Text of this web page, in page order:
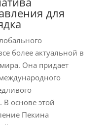
для
более актуальной в
Она придает
В основе этой
Пекина